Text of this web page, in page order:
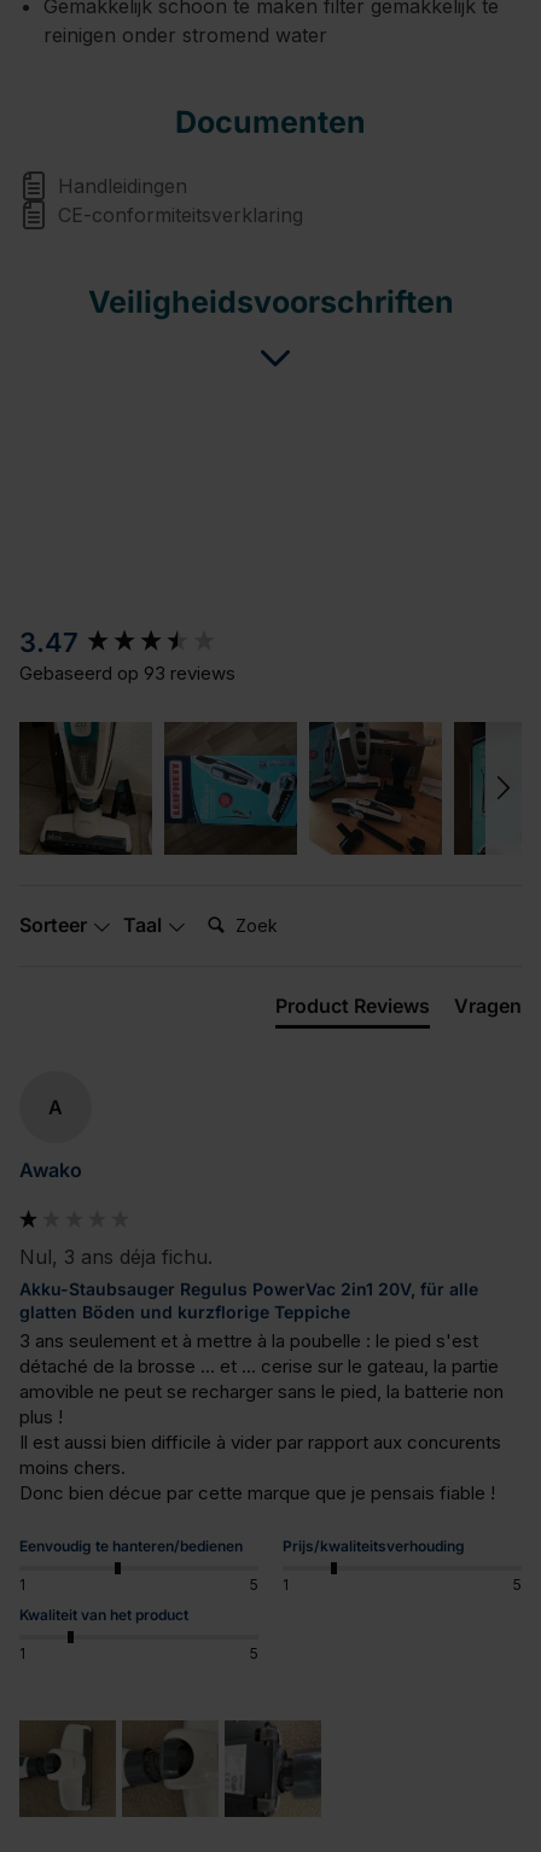
Gemakkelijk schoon te maken filter gemakkelijk te
reinigen onder stromend water
Documenten
Handleidingen
CE-conformiteitsverklaring
Veiligheidsvoorschriften
3.47
Gebaseerd op 93 reviews
Sorteer Taal Zoek:
Product Reviews Vragen
A
Awako
Nul, 3 ans déja fichu.
Akku-Staubsauger Regulus PowerVac 2in1 20V, für alle
glatten Böden und kurzflorige Teppiche
3 ans seulement et à mettre à la poubelle : le pied s'est
détaché de la brosse ... et ... cerise sur le gateau, la partie
amovible ne peut se recharger sans le pied, la batterie non
plus !
Il est aussi bien difficile à vider par rapport aux concurents
moins chers.
Donc bien décue par cette marque que je pensais fiable !
Eenvoudig te hanteren/bedienen
1 5
Prijs/kwaliteitsverhouding
1
5
Kwaliteit van het product
1 5
New content loaded